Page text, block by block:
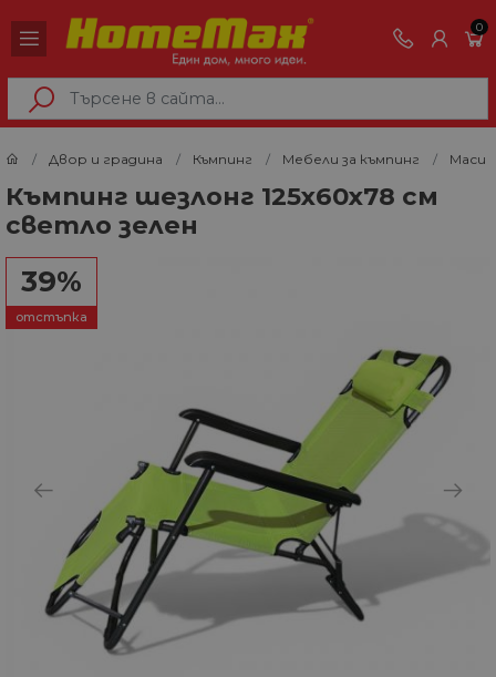
0
Двор и градина Къмпинг Мебели за къмпинг Маси
Къмпинг шезлонг 125х60х78 см
светло зелен
39%
отстъпка